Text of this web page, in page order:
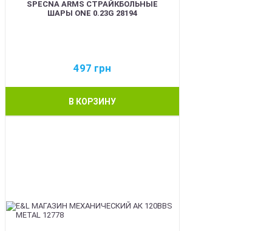
SPECNA ARMS СТРАЙКБОЛЬНЫЕ
ШАРЫ ONE 0.23G 28194
497 грн
В КОРЗИНУ